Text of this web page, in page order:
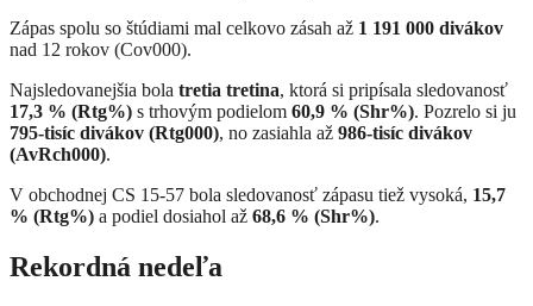
Zápas spolu so štúdiami mal celkovo zásah až 1 191 000 divákov
nad 12 rokov (Cov000).
Najsledovanejšia bola tretia tretina, ktorá si pripísala sledovanosť
17,3 % (Rtg%) s trhovým podielom 60,9 % (Shr%). Pozrelo si ju
795-tisíc divákov (Rtg000), no zasiahla až 986-tisíc divákov
(AvRch000).
V obchodnej CS 15-57 bola sledovanosť zápasu tiež vysoká, 15,7
% (Rtg%) a podiel dosiahol až 68,6 % (Shr%).
Rekordná nedeľa